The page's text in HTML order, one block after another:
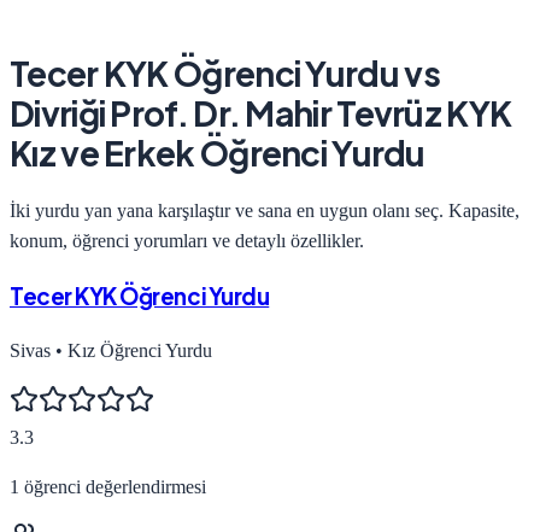
Tecer KYK Öğrenci Yurduvs
Divriği Prof. Dr. Mahir Tevrüz KYK
Kız ve Erkek Öğrenci Yurdu
İki yurdu yan yana karşılaştır ve sana en uygun olanı seç. Kapasite,
konum, öğrenci yorumları ve detaylı özellikler.
Tecer KYK Öğrenci Yurdu
Sivas • Kız Öğrenci Yurdu
3.3
1 öğrenci değerlendirmesi